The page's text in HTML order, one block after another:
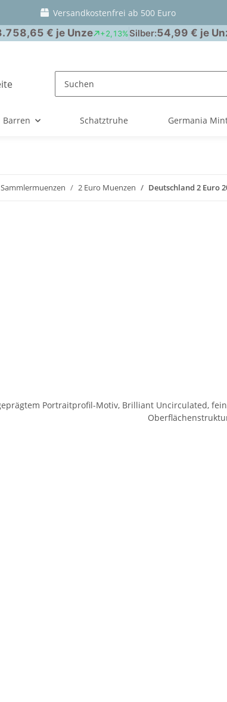
Versandkostenfrei ab 500 Euro
Barren Schatztruhe Germania
Sammlermuenzen 2 Euro Muenzen Deutschland 2 Euro